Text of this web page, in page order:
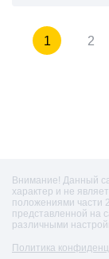
1 2
Внимание! Данный
характер и не
положениями части
представленной на
различными
Политика